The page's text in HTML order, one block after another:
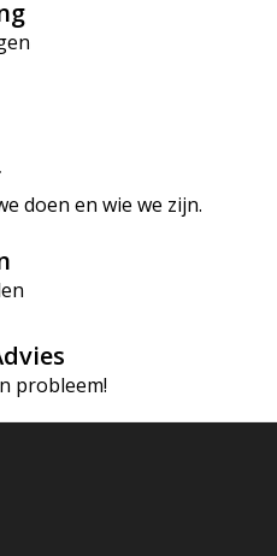
doen en wie we zijn.
probleem!